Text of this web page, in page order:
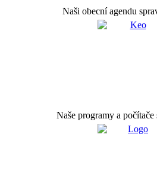
Naši obecní agendu
Naše programy a